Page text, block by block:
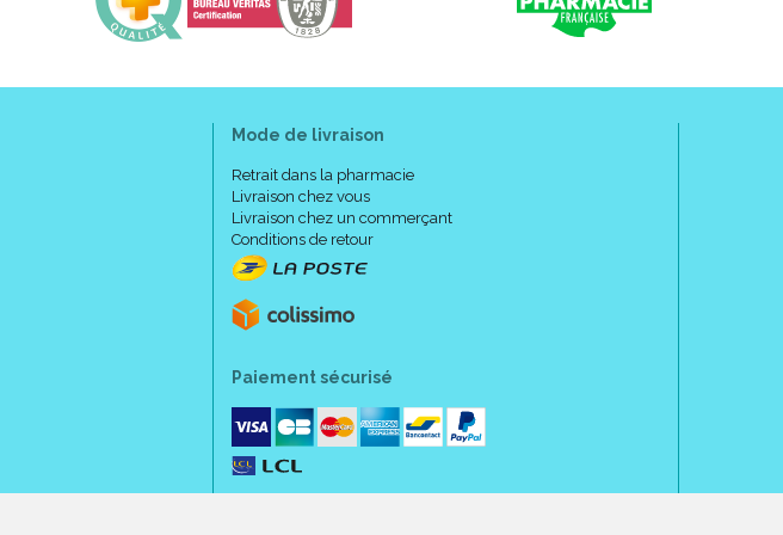
Mode de livraison
Retrait dans la pharmacie
Livraison chez vous
Livraison chez un commerçant
Conditions de retour
Paiement sécurisé